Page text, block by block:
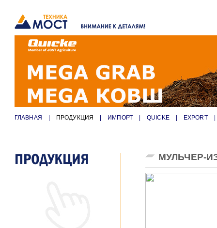
ГЛАВНАЯ ПРОДУКЦИЯ ИМПОРТ QUICKE EXPORT
МУЛЬЧЕР-